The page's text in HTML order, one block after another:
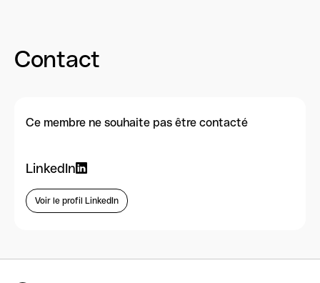
Contact
Ce membre ne souhaite pas être contacté
LinkedIn
Voir le profil LinkedIn